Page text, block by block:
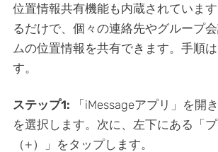
位置情報共有機能も内蔵されていま
るだけで、個々の連絡先やグループ
ムの位置情報を共有できます。手順
す。
ステップ1:
「iMessageアプリ」を開
を選択します。次に、左下にある「
（+）」をタップします。